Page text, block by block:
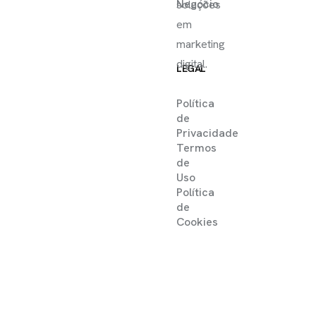
Negócio
LEGAL
Política
de
Privacidade
Termos
de
Uso
Política
de
Cookies
soluções
em
marketing
digital.